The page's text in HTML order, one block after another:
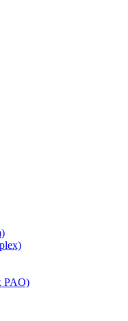
PAO)